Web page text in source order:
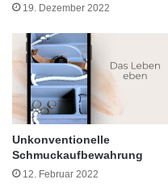
19. Dezember 2022
Unkonventionelle
Schmuckaufbewahrung
12. Februar 2022